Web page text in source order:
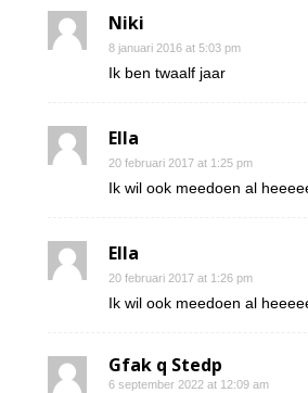
Niki
8 januari 2016 at 5:03 pm
Ik ben twaalf jaar
Ella
20 februari 2017 at 1:25 pm
Ik wil ook meedoen al
Ella
20 februari 2017 at 1:26 pm
Ik wil ook meedoen al
Gfak q Stedp
6 september 2022 at 12:09 am